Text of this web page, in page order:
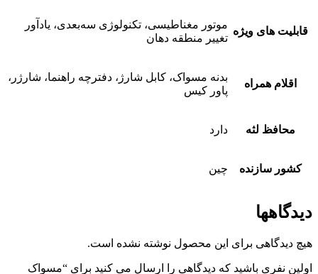
قابلیت های ویژه
موتور مغناطیسی، تکنولوژی سه‌بعدی، یادآور
تغییر منطقه دهان
اقلام همراه
بدنه مسواک، کابل شارژ، دفترچه راهنما، شارژر،
پاور کیس
محافظ لثه دارد
کشور سازنده چین
دیدگاهها
هیچ دیدگاهی برای این محصول نوشته نشده است.
اولین نفری باشید که دیدگاهی را ارسال می کنید برای “مسواک